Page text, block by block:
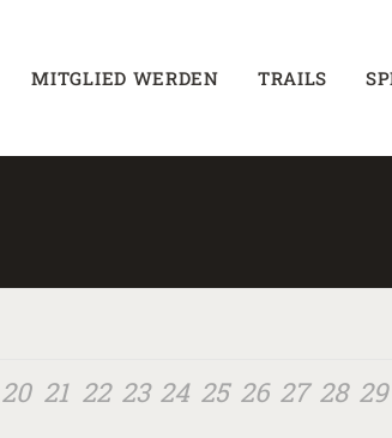
MITGLIED WERDEN TRAILS
20 21 22 23 24 25 26 27 28 29